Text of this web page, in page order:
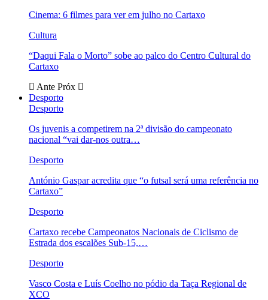
Cinema: 6 filmes para ver em julho no Cartaxo
Cultura
“Daqui Fala o Morto” sobe ao palco do Centro Cultural do
Cartaxo
Ante Próx
Desporto
Desporto
Os juvenis a competirem na 2ª divisão do campeonato
nacional “vai dar-nos outra…
Desporto
António Gaspar acredita que “o futsal será uma referência no
Cartaxo”
Desporto
Cartaxo recebe Campeonatos Nacionais de Ciclismo de
Estrada dos escalões Sub-15,…
Desporto
Vasco Costa e Luís Coelho no pódio da Taça Regional de
XCO